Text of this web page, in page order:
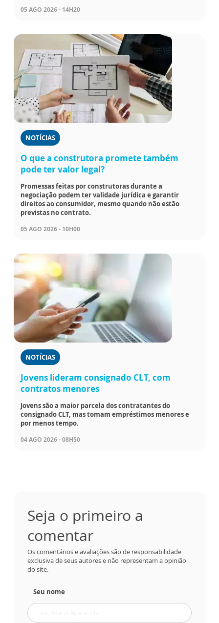
05 AGO 2026 - 14H20
NOTÍCIAS
O que a construtora promete também
pode ter valor legal?
Promessas feitas por construtoras durante a
negociação podem ter validade jurídica e garantir
direitos ao consumidor, mesmo quando não estão
previstas no contrato.
05 AGO 2026 - 10H00
NOTÍCIAS
Jovens lideram consignado CLT, com
contratos menores
Jovens são a maior parcela dos contratantes do
consignado CLT, mas tomam empréstimos menores e
por menos tempo.
04 AGO 2026 - 08H50
Seja o primeiro a
comentar
Os comentários e avaliações são de responsabilidade
exclusiva de seus autores e não representam a opinião
do site.
Seu nome